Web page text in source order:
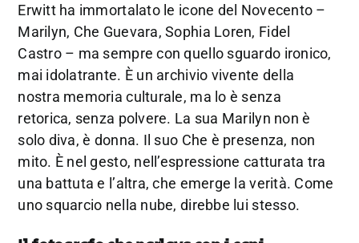
Erwitt ha immortalato le icone del Novecento –
Marilyn, Che Guevara, Sophia Loren, Fidel
Castro – ma sempre con quello sguardo ironico,
mai idolatrante. È un archivio vivente della
nostra memoria culturale, ma lo è senza
retorica, senza polvere. La sua Marilyn non è
solo diva, è donna. Il suo Che è presenza, non
mito. È nel gesto, nell’espressione catturata tra
una battuta e l’altra, che emerge la verità. Come
uno squarcio nella nube, direbbe lui stesso.